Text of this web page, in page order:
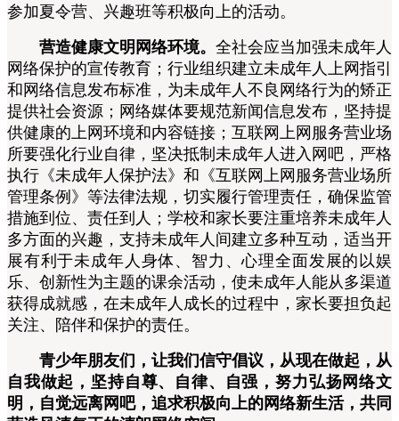
参加夏令营、兴趣班等积极向上的活动。
营造健康文明网络环境。 全社会应当加强未成年人
网络保护的宣传教育；行业组织建立未成年人上网指引
和网络信息发布标准，为未成年人不良网络行为的矫正
提供社会资源；网络媒体要规范新闻信息发布，坚持提
供健康的上网环境和内容链接；互联网上网服务营业场
所要强化行业自律，坚决抵制未成年人进入网吧，严格
执行《未成年人保护法》和《互联网上网服务营业场所
管理条例》等法律法规，切实履行管理责任，确保监管
措施到位、责任到人；学校和家长要注重培养未成年人
多方面的兴趣，支持未成年人间建立多种互动，适当开
展有利于未成年人身体、智力、心理全面发展的以娱
乐、创新性为主题的课余活动，使未成年人能从多渠道
获得成就感，在未成年人成长的过程中，家长要担负起
关注、陪伴和保护的责任。
青少年朋友们，让我们信守倡议，从现在做起，从
自我做起，坚持自尊、自律、自强，努力弘扬网络文
明，自觉远离网吧，追求积极向上的网络新生活，共同